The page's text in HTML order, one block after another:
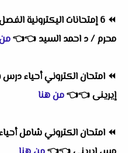
⏪
6 إمتحانات اليكترونية
محرم / د احمد السيد 👈
👈
⏪
إيرينى👈
👈من هنا
⏪